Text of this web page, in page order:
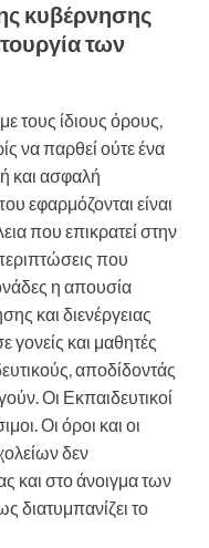
κυβέρνησης
των
τους ίδιους όρους,
να παρθεί ούτε ένα
και ασφαλή
εφαρμόζονται είναι
που επικρατεί στην
που
η απουσία
και διενέργειας
γονείς και μαθητές
αποδίδοντάς
Οι Εκπαιδευτικοί
Οι όροι και οι
δεν
και στο άνοιγμα των
διατυμπανίζει το